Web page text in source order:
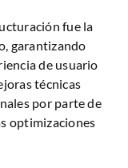
fue la
garantizando
de usuario
técnicas
por parte de
optimizaciones